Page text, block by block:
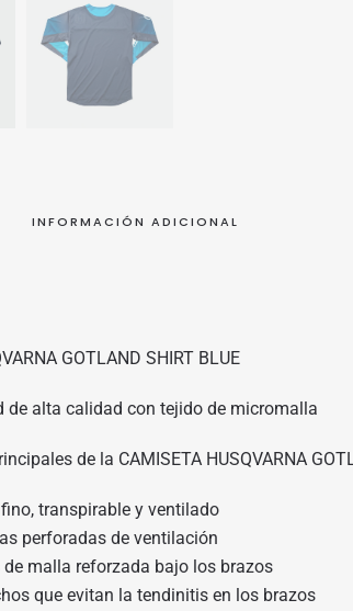
INFORMACIÓN ADICIONAL
GOTLAND SHIRT BLUE
de alta calidad con tejido de micromalla
de la CAMISETA HUSQVARNA
transpirable y ventilado
perforadas de ventilación
malla reforzada bajo los brazos
que evitan la tendinitis en los brazos